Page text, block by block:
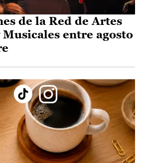
de la Red de Artes
Musicales entre agosto